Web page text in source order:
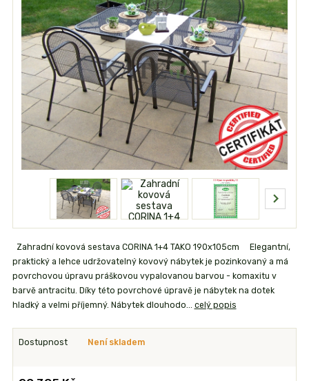
Zahradní kovová sestava CORINA 1+4 TAKO 190x105cm Elegantní,
praktický a lehce udržovatelný kovový nábytek je pozinkovaný a má
povrchovou úpravu práškovou vypalovanou barvou - komaxitu v
barvě antracitu. Díky této povrchové úpravě je nábytek na dotek
hladký a velmi příjemný. Nábytek dlouhodo... celý popis
Dostupnost Není skladem